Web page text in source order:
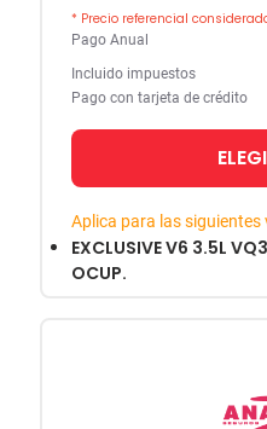
* Precio referencial
Pago Anual
Incluido impuestos
Pago con tarjeta de crédito
Aplica para las siguientes
EXCLUSIVE V6 3.5L
OCUP.